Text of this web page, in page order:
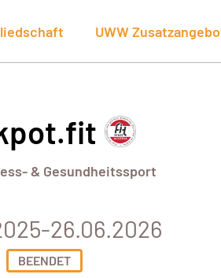
UWW
& Gesundheitssport
26.06.2026
BEENDET